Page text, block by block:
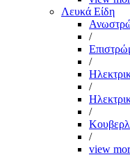
Λευκά Είδη
/
/
/
/
/
view